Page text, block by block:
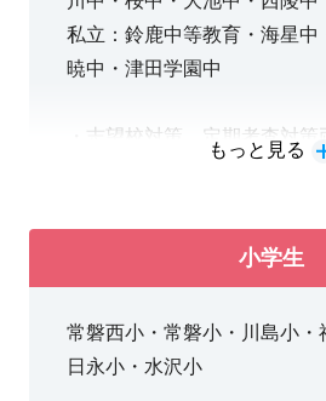
私立：鈴鹿中等教育・海星中
暁中・津田学園中
・志望校対策、定期考査対策
もっと見る
小学生
常磐西小・常磐小・川島小・
日永小・水沢小